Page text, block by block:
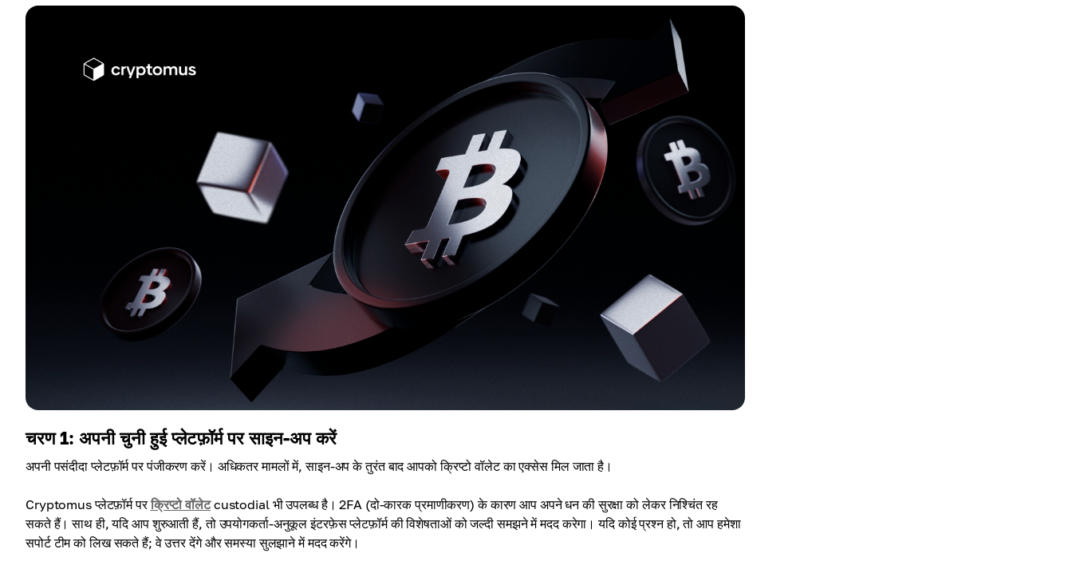
चरण 1: अपनी चुनी हुई प्लेटफ़ॉर्म पर साइन-अप करें
अपनी पसंदीदा प्लेटफ़ॉर्म पर पंजीकरण करें। अधिकतर मामलों में, साइन-अप के तुरंत बाद आपको क्रिप्टो वॉलेट का एक्सेस मिल जाता है।
Cryptomus प्लेटफ़ॉर्म परक्रिप्टो वॉलेटcustodial भी उपलब्ध है। 2FA (दो-कारक प्रमाणीकरण) के कारण आप अपने धन की सुरक्षा को लेकर निश्चिंत रह
सकते हैं। साथ ही, यदि आप शुरुआती हैं, तो उपयोगकर्ता-अनुकूल इंटरफ़ेस प्लेटफ़ॉर्म की विशेषताओं को जल्दी समझने में मदद करेगा। यदि कोई प्रश्न हो, तो आप हमेशा
सपोर्ट टीम को लिख सकते हैं; वे उत्तर देंगे और समस्या सुलझाने में मदद करेंगे।